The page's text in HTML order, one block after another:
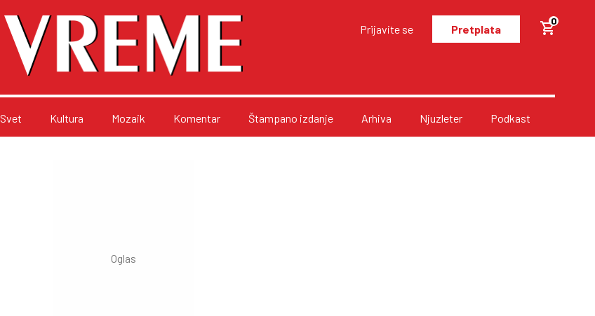
Prijavite se Pretplata
0
Svet Kultura Mozaik Komentar Štampano izdanje Arhiva Njuzleter Podkast